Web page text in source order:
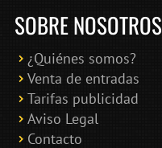
SOBRE NOSOTROS
¿Quiénes somos?
Venta de entradas
Tarifas publicidad
Aviso Legal
Contacto